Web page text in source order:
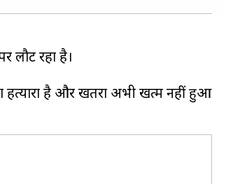
लौट रहा है।
हत्यारा है और खतरा अभी खत्म नहीं हुआ